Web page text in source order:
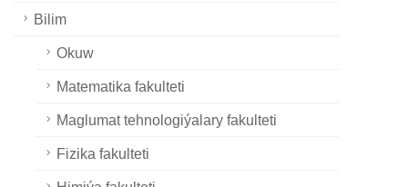
Bilim
Okuw
Matematika fakulteti
Maglumat tehnologiýalary fakulteti
Fizika fakulteti